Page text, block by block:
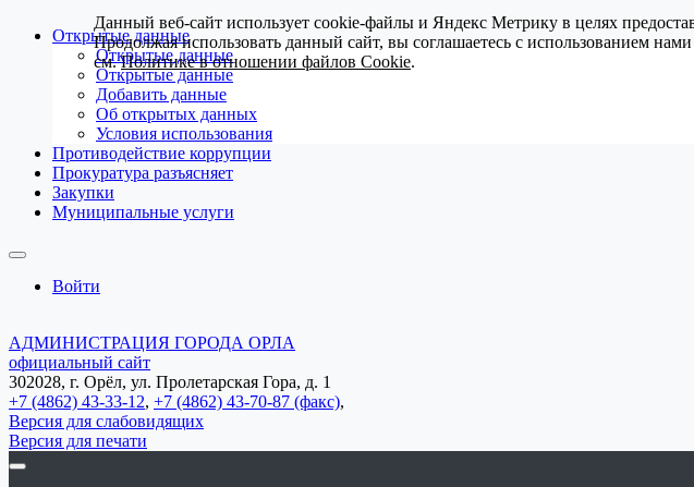
Открытые данные
Открытые данные
Открытые данные
Добавить данные
Об открытых данных
Условия использования
Противодействие коррупции
Прокуратура разъясняет
Закупки
Муниципальные услуги
Войти
АДМИНИСТРАЦИЯ ГОРОДА ОРЛА
официальный сайт
302028, г. Орёл, ул. Пролетарская Гора, д. 1
+7 (4862) 43-33-12, +7 (4862) 43-70-87 (факс),
Версия для слабовидящих
Версия для печати
Данный веб-сайт использует cookie-файлы и Яндекс Метрику в целях
Продолжая использовать данный сайт, вы соглашаетесь с использованием
см.Политике в отношении файлов Cookie.